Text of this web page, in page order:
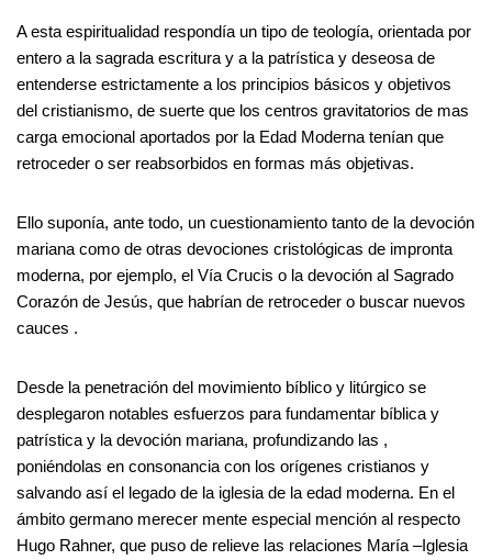
A esta espiritualidad respondía un tipo de teología, orientada por
entero a la sagrada escritura y a la patrística y deseosa de
entenderse estrictamente a los principios básicos y objetivos
del cristianismo, de suerte que los centros gravitatorios de mas
carga emocional aportados por la Edad Moderna tenían que
retroceder o ser reabsorbidos en formas más objetivas.
Ello suponía, ante todo, un cuestionamiento tanto de la devoción
mariana como de otras devociones cristológicas de impronta
moderna, por ejemplo, el Vía Crucis o la devoción al Sagrado
Corazón de Jesús, que habrían de retroceder o buscar nuevos
cauces .
Desde la penetración del movimiento bíblico y litúrgico se
desplegaron notables esfuerzos para fundamentar bíblica y
patrística y la devoción mariana, profundizando las ,
poniéndolas en consonancia con los orígenes cristianos y
salvando así el legado de la iglesia de la edad moderna. En el
ámbito germano merecer mente especial mención al respecto
Hugo Rahner, que puso de relieve las relaciones María –Iglesia